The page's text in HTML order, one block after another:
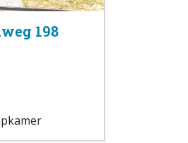
198